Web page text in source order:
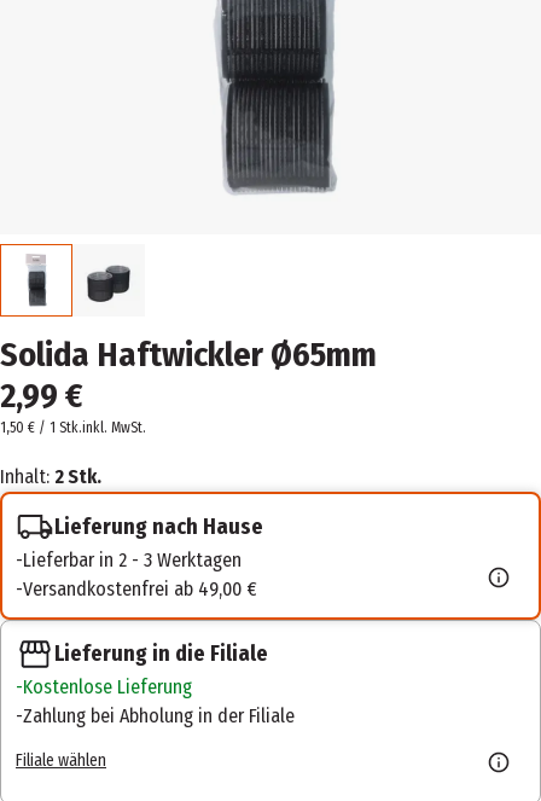
Solida Haftwickler Ø65mm
2,99 €
1,50 € / 1 Stk.inkl. MwSt.
Inhalt: 2 Stk.
Lieferung nach Hause
Lieferbar in 2 - 3 Werktagen
Versandkostenfrei ab 49,00 €
Lieferung in die Filiale
Kostenlose Lieferung
Zahlung bei Abholung in der Filiale
Filiale wählen